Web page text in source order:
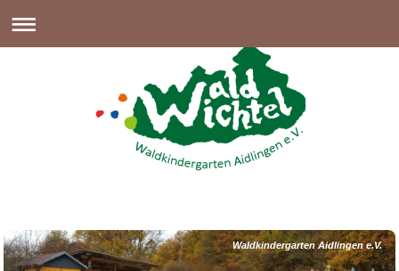
Waldkindergarten Aidlingen e.V.